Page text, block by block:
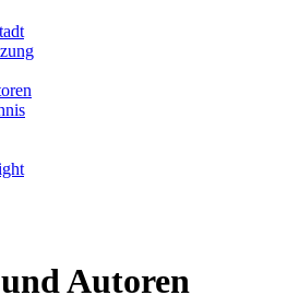
Autoren